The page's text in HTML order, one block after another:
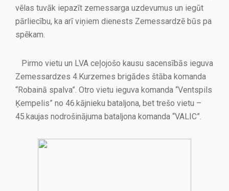
vēlas tuvāk iepazīt zemessarga uzdevumus un iegūt
pārliecību, ka arī viņiem dienests Zemessardzē būs pa
spēkam.
Pirmo vietu un LVA ceļojošo kausu sacensībās ieguva
Zemessardzes 4.Kurzemes brigādes štāba komanda
“Robainā spalva”. Otro vietu ieguva komanda “Ventspils
Ķempelis” no 46.kājnieku bataljona, bet trešo vietu –
45.kaujas nodrošinājuma bataljona komanda “VALIC”.